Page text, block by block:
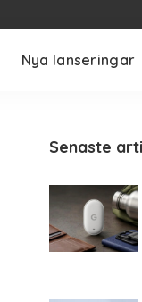
Nya lanseringar
Senaste